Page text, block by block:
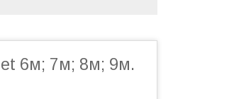
6м; 7м; 8м; 9м.